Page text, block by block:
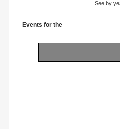
See by
Events for the